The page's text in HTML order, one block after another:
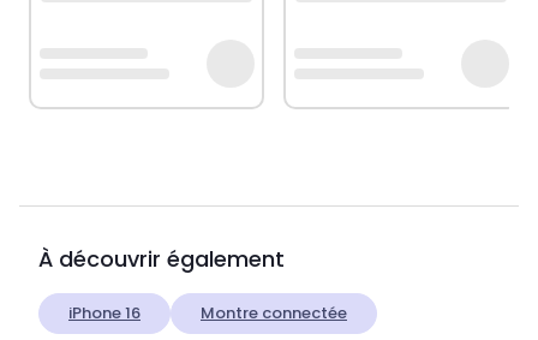
À découvrir également
iPhone 16 Montre connectée